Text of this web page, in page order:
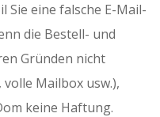
Sie eine falsche E-Mail-
die Bestell- und
Gründen nicht
Mailbox usw.),
keine Haftung.